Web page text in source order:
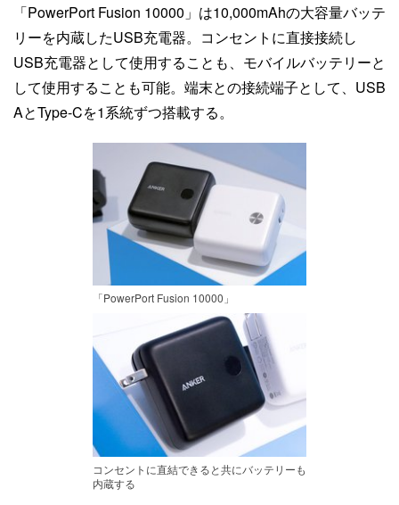
「PowerPort Fusion 10000」は10,000mAhの大容量バッテ
リーを内蔵したUSB充電器。コンセントに直接接続し
USB充電器として使用することも、モバイルバッテリーと
して使用することも可能。端末との接続端子として、USB
AとType-Cを1系統ずつ搭載する。
「PowerPort Fusion 10000」
コンセントに直結できると共にバッテリーも
内蔵する